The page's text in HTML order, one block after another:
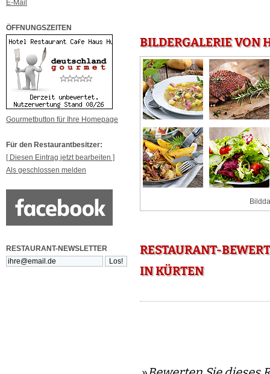
E-Mail
ÖFFNUNGSZEITEN
Gourmetbutton für Ihre Homepage
Für den Restaurantbesitzer:
[ Diesen Eintrag jetzt bearbeiten ]
Als geschlossen melden
RESTAURANT-NEWSLETTER
BILDERGALERIE VON
RESTAURANT-
IN KÜRTEN